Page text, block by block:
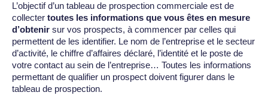
L’objectif d’un tableau de prospection commerciale est de
collecter toutes les informations que vous êtes en mesure
d’obtenir sur vos prospects, à commencer par celles qui
permettent de les identifier. Le nom de l’entreprise et le secteur
d’activité, le chiffre d’affaires déclaré, l’identité et le poste de
votre contact au sein de l’entreprise… Toutes les informations
permettant de qualifier un prospect doivent figurer dans le
tableau de prospection.